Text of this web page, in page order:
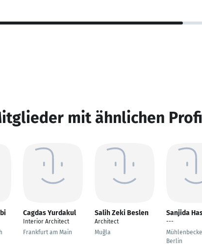
mit ähnlichen
Cagdas Yurdakul
Interior Architect
Frankfurt am Main
Salih Zeki Beslen
Architect
Muğla
Sanjida
---
Berlin